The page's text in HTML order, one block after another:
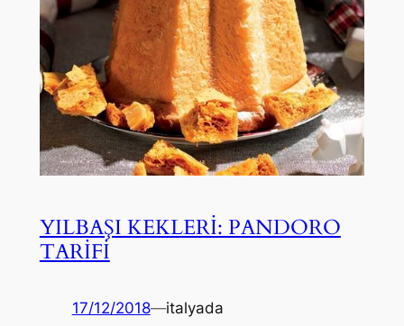
YILBAŞI KEKLERİ: PANDORO
TARİFİ
17/12/2018—italyada